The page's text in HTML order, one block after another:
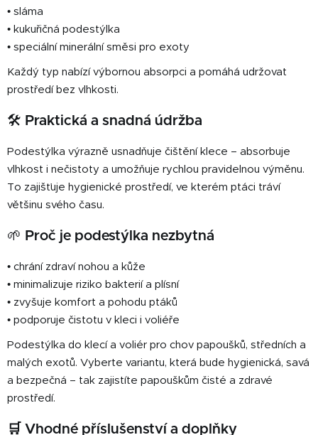
• sláma
• kukuřičná podestýlka
• speciální minerální směsi pro exoty
Každý typ nabízí výbornou absorpci a pomáhá udržovat
prostředí bez vlhkosti.
🛠️ Praktická a snadná údržba
Podestýlka výrazně usnadňuje čištění klece – absorbuje
vlhkost i nečistoty a umožňuje rychlou pravidelnou výměnu.
To zajišťuje hygienické prostředí, ve kterém ptáci tráví
většinu svého času.
🌱 Proč je podestýlka nezbytná
• chrání zdraví nohou a kůže
• minimalizuje riziko bakterií a plísní
• zvyšuje komfort a pohodu ptáků
• podporuje čistotu v kleci i voliéře
Podestýlka do klecí a voliér pro chov papoušků, středních a
malých exotů. Vyberte variantu, která bude hygienická, savá
a bezpečná – tak zajistíte papouškům čisté a zdravé
prostředí.
🛒 Vhodné příslušenství a doplňky